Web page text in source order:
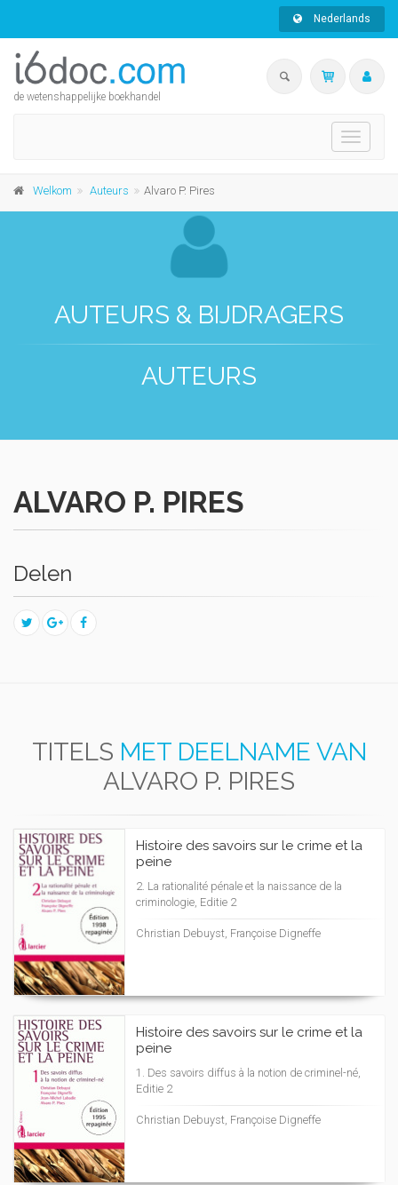
Nederlands
de wetenshappelijke boekhandel
Toggle
Welkom Auteurs Alvaro P. Pires
AUTEURS & BIJDRAGERS
AUTEURS
ALVARO P. PIRES
Delen
TITELS MET DEELNAME VAN
ALVARO P. PIRES
Histoire des savoirs sur le crime et la
peine
2. La rationalité pénale et la naissance de la
criminologie, Editie 2
Christian Debuyst, Françoise Digneffe
Histoire des savoirs sur le crime et la
peine
1. Des savoirs diffus à la notion de criminel-né,
Editie 2
Christian Debuyst, Françoise Digneffe